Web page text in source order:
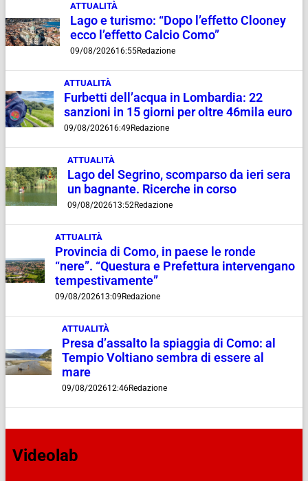
ATTUALITÀ
Lago e turismo: “Dopo l’effetto Clooney
ecco l’effetto Calcio Como”
09/08/202616:55Redazione
ATTUALITÀ
Furbetti dell’acqua in Lombardia: 22
sanzioni in 15 giorni per oltre 46mila euro
09/08/202616:49 Redazione
ATTUALITÀ
Lago del Segrino, scomparso da ieri sera
un bagnante. Ricerche in corso
09/08/202613:52Redazione
ATTUALITÀ
Provincia di Como, in paese le ronde
“nere”. “Questura e Prefettura intervengano
tempestivamente”
09/08/202613:09 Redazione
ATTUALITÀ
Presa d’assalto la spiaggia di Como: al
Tempio Voltiano sembra di essere al
mare
09/08/202612:46Redazione
Videolab